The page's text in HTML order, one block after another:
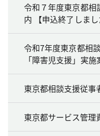
令和７年度東京都相
内 【申込終了しまし
令和7年度東京都相
「障害児支援」実
東京都相談支援従事
東京都サービス管理